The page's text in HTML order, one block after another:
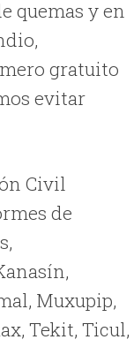
quemas y en
gratuito
evitar
Civil
de
Muxupip,
Tekit, Ticul,